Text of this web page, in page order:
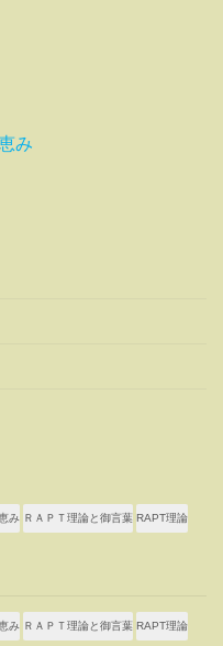
み
み ＲＡＰＴ理論と御言葉 RAPT理論
み ＲＡＰＴ理論と御言葉 RAPT理論